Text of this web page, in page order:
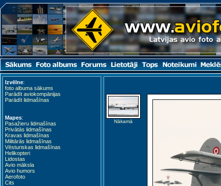
Izvēlne:
foto albuma sākums
Parādīt aviokompānijas
Parādīt lidmašīnas
Mapes:
Pasažieru lidmašīnas
Privātās lidmašīnas
Kravas lidmašīnas
Militārās lidmašīnas
Vēsturiskas lidmašīnas
Helikopteri
Lidostas
Avio māksla
Avio humors
Aerofoto
Cits
Nākamā